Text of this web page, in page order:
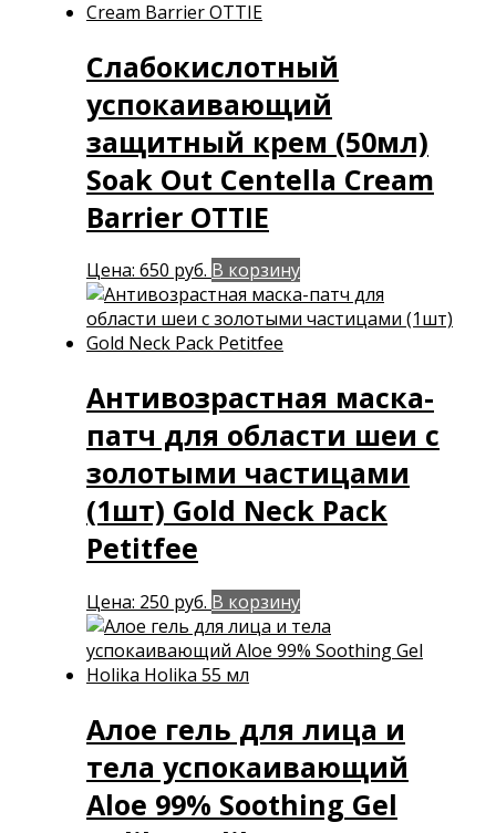
Слабокислотный
успокаивающий
защитный крем (50мл)
Soak Out Centella Cream
Barrier OTTIE
Цена: 650 руб. В корзину
Антивозрастная маска-
патч для области шеи с
золотыми частицами
(1шт) Gold Neck Pack
Petitfee
Цена: 250 руб. В корзину
Алое гель для лица и
тела успокаивающий
Aloe 99% Soothing Gel